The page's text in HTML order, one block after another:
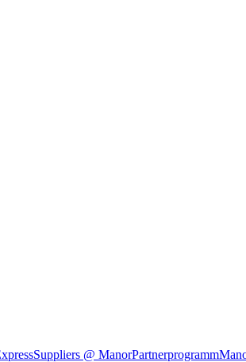
Suppliers @ ManorPartnerprogramm